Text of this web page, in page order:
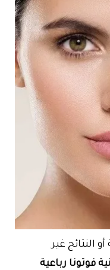
النتائج غير
فوتونا رباعية